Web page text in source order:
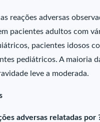
reações adversas
pacientes adultos com
pacientes idosos
pediátricos. A maioria
leve a moderada.
adversas relatadas por